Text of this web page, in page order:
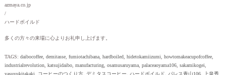
azmaya.co.jp
/
ハードボイルド
多くの方々の来場に心よりお礼申し上げます。
TAGS: daibocoffee demitasse fumiotachibana hardboiled hidetokamiizumi howtomakeacupofcoffee
industrialrevolution katsujidaibo manufacturing osamusaruyama palaceaoyama106 sakamikogei
yasuyukitakaki
コーヒーのつくり方 デミタスコーヒー ハードボイルド パレス青山106
上泉秀